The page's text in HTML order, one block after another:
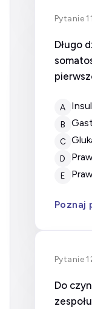
Pytanie 11
Długo
A
B
C
D
E
Poznaj
Pytanie
Do